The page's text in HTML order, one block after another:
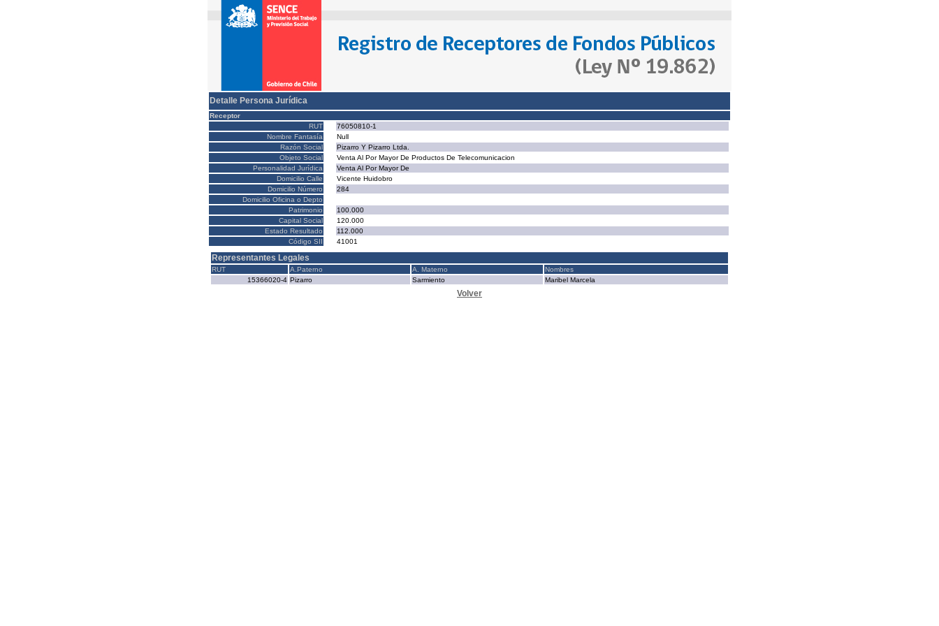
Detalle Persona Jurídica
Receptor
RUT
76050810-1
Nombre Fantasía
Null
Razón Social
Pizarro Y Pizarro Ltda.
Objeto Social
Venta Al Por Mayor De Productos De Telecomunicacion
Personalidad Jurídica
Venta Al Por Mayor De
Domicilio Calle
Vicente Huidobro
Domicilio Número
284
Domicilio Oficina o Depto
Patrimonio
100.000
Capital Social
120.000
Estado Resultado
112.000
Código SII
41001
Representantes Legales
RUT A.Paterno A. Materno
Nombres
15366020-4 Pizarro Sarmiento Maribel Marcela
Volver